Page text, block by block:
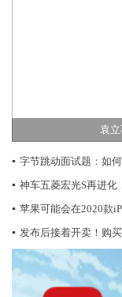
袁
▪ 字节跳动面试题：如
▪ 神车五菱宏光S再进化
▪ 苹果可能会在2020款
▪ 发布后接着开卖！购